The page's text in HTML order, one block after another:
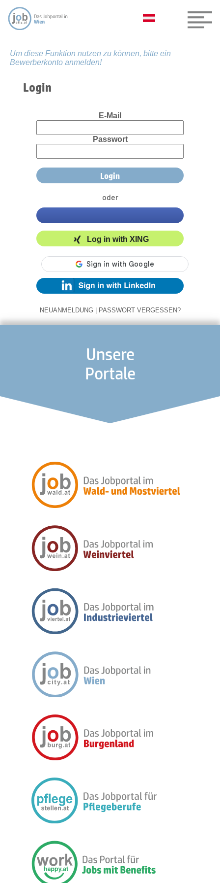
Um diese Funktion nutzen zu können, bitte ein
Bewerberkonto anmelden!
Login
E-Mail
Passwort
oder
Log in with XING
NEUANMELDUNG | PASSWORT VERGESSEN?
Unsere
Portale